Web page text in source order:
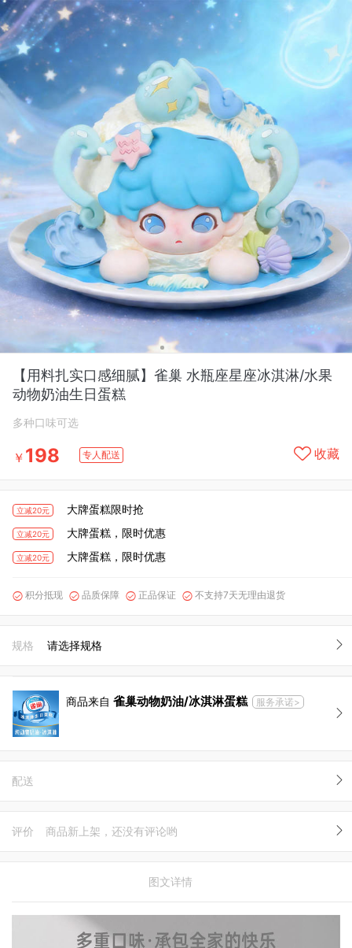
【用料扎实口感细腻】雀巢 水瓶座星座冰淇淋/水果
动物奶油生日蛋糕
多种口味可选
￥ 198 专人配送 收藏
立减20元 大牌蛋糕限时抢
立减20元 大牌蛋糕，限时优惠
立减20元 大牌蛋糕，限时优惠
 积分抵现  品质保障  正品保证  不支持7天无理由退货
规格 请选择规格
商品来自 雀巢动物奶油/冰淇淋蛋糕 服务承诺>
配送
评价 商品新上架，还没有评论哟
图文详情